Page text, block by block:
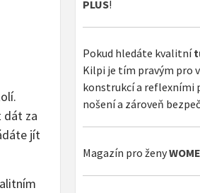
dát za
jít
PLUS!
Pokud hledáte kvalitní
Kilpi je tím pravým pro
konstrukcí a reflexními
nošení a zároveň
Magazín pro ženy